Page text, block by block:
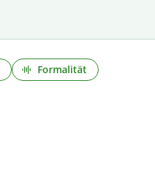
Formalität